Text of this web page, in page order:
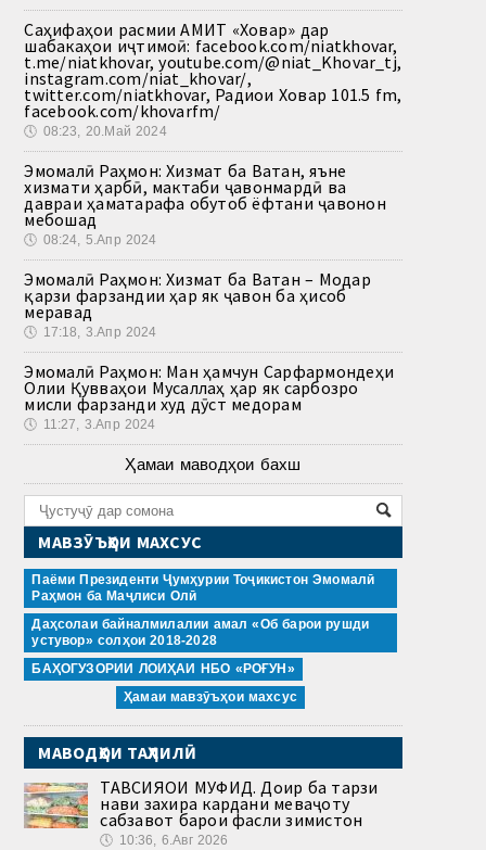
Саҳифаҳои расмии АМИТ «Ховар» дар
шабакаҳои иҷтимоӣ: facebook.com/niatkhovar,
t.me/niatkhovar, youtube.com/@niat_Khovar_tj,
instagram.com/niat_khovar/,
twitter.com/niatkhovar, Радиои Ховар 101.5 fm,
facebook.com/khovarfm/
🕔 08:23, 20.Май 2024
Эмомалӣ Раҳмон: Хизмат ба Ватан, яъне
хизмати ҳарбӣ, мактаби ҷавонмардӣ ва
давраи ҳаматарафа обутоб ёфтани ҷавонон
мебошад
🕔 08:24, 5.Апр 2024
Эмомалӣ Раҳмон: Хизмат ба Ватан – Модар
қарзи фарзандии ҳар як ҷавон ба ҳисоб
меравад
🕔 17:18, 3.Апр 2024
Эмомалӣ Раҳмон: Ман ҳамчун Сарфармондеҳи
Олии Қувваҳои Мусаллаҳ ҳар як сарбозро
мисли фарзанди худ дӯст медорам
🕔 11:27, 3.Апр 2024
Ҳамаи маводҳои бахш
МАВЗӮЪҲОИ МАХСУС
Паёми Президенти Ҷумҳурии Тоҷикистон Эмомалӣ
Раҳмон ба Маҷлиси Олӣ
Даҳсолаи байналмилалии амал «Об барои рушди
устувор» солҳои 2018-2028
БАҲОГУЗОРИИ ЛОИҲАИ НБО «РОҒУН»
Ҳамаи мавзӯъҳои махсус
МАВОДҲОИ ТАҲЛИЛӢ
ТАВСИЯҲОИ МУФИД. Доир ба тарзи
нави захира кардани меваҷоту
сабзавот барои фасли зимистон
🕔 10:36, 6.Авг 2026